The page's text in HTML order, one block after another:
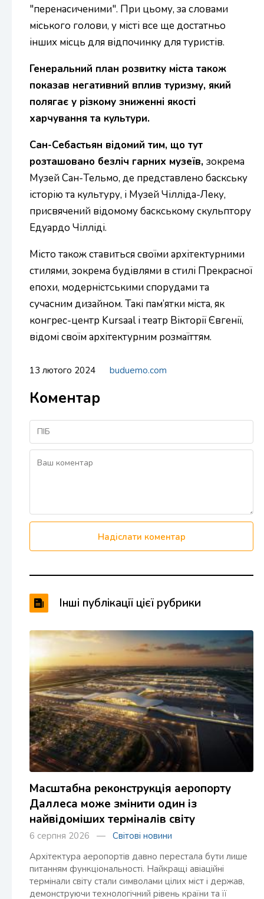
"перенасиченими". При цьому, за словами
міського голови, у місті все ще достатньо
інших місць для відпочинку для туристів.
Генеральний план розвитку міста також
показав негативний вплив туризму, який
полягає у різкому зниженні якості
харчування та культури.
Сан-Себастьян відомий тим, що тут
розташовано безліч гарних музеїв, зокрема
Музей Сан-Тельмо, де представлено баскську
історію та культуру, і Музей Чілліда-Леку,
присвячений відомому баскському скульптору
Едуардо Чілліді.
Місто також ставиться своїми архітектурними
стилями, зокрема будівлями в стилі Прекрасної
епохи, модерністськими спорудами та
сучасним дизайном. Такі пам’ятки міста, як
конгрес-центр Kursaal і театр Вікторії Євгенії,
відомі своїм архітектурним розмаїттям.
13 лютого 2024 buduemo.com
Коментар
Надіслати коментар
Інші публікації цієї рубрики
Масштабна реконструкція аеропорту
Даллеса може змінити один із
найвідоміших терміналів світу
6 серпня 2026 — Світові новини
Архітектура аеропортів давно перестала бути лише
питанням функціональності. Найкращі авіаційні
термінали світу стали символами цілих міст і держав,
демонструючи технологічний рівень країни та її